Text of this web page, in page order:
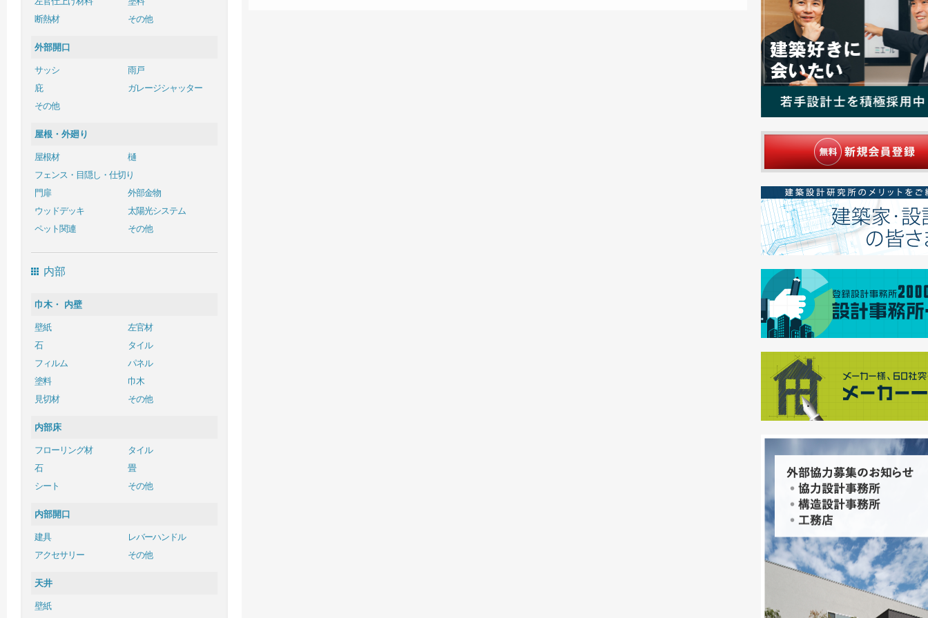
断熱材
その他
外部開口
サッシ
雨戸
庇
ガレージシャッター
その他
屋根・外廻り
屋根材
樋
フェンス・目隠し・仕切り
門扉
外部金物
ウッドデッキ
太陽光システム
ペット関連
その他
内部
巾木・ 内壁
壁紙
左官材
石
タイル
フィルム
パネル
塗料
巾木
見切材
その他
内部床
フローリング材
タイル
石
畳
シート
その他
内部開口
建具
レバーハンドル
アクセサリー
その他
天井
壁紙